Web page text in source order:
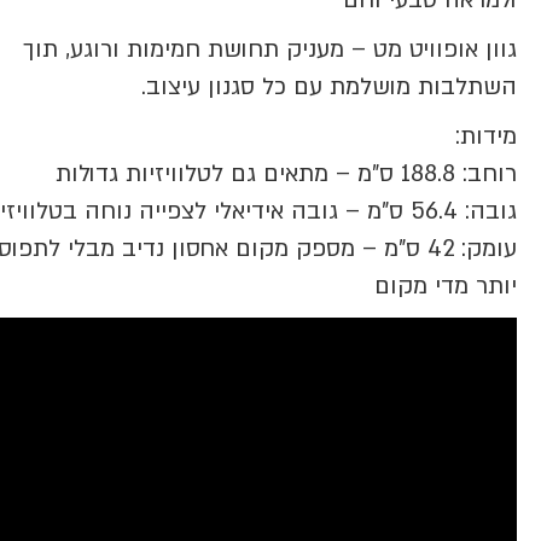
גוון אופוויט מט – מעניק תחושת חמימות ורוגע, תוך
השתלבות מושלמת עם כל סגנון עיצוב.
מידות:
רוחב: 188.8 ס"מ – מתאים גם לטלוויזיות גדולות
גובה: 56.4 ס"מ – גובה אידיאלי לצפייה נוחה בטלוויזיה
עומק: 42 ס"מ – מספק מקום אחסון נדיב מבלי לתפוס
יותר מדי מקום